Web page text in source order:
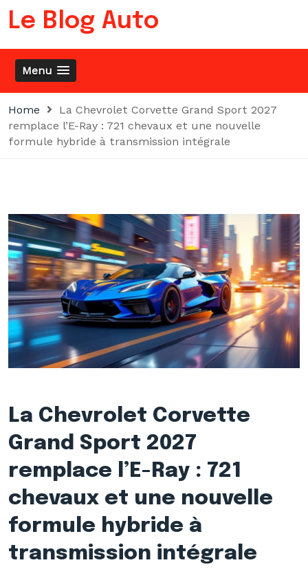
Skip
Le Blog Auto
Menu
Home
La Chevrolet Corvette Grand Sport 2027
remplace l’E-Ray : 721 chevaux et une nouvelle
formule hybride à transmission intégrale
La Chevrolet Corvette
Grand Sport 2027
remplace l’E-Ray : 721
chevaux et une nouvelle
formule hybride à
transmission intégrale